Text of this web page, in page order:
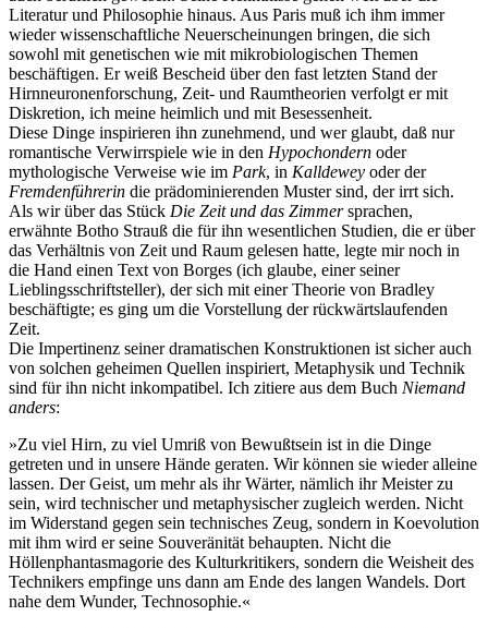
Literatur und Philosophie hinaus. Aus Paris muß ich ihm immer
wieder wissenschaftliche Neuerscheinungen bringen, die sich
sowohl mit genetischen wie mit mikrobiologischen Themen
beschäftigen. Er weiß Bescheid über den fast letzten Stand der
Hirnneuronenforschung, Zeit- und Raumtheorien verfolgt er mit
Diskretion, ich meine heimlich und mit Besessenheit.
Diese Dinge inspirieren ihn zunehmend, und wer glaubt, daß nur
romantische Verwirrspiele wie in den Hypochondern oder
mythologische Verweise wie im Park, in Kalldewey oder der
Fremdenführerin die prädominierenden Muster sind, der irrt sich.
Als wir über das Stück Die Zeit und das Zimmersprachen,
erwähnte Botho Strauß die für ihn wesentlichen Studien, die er über
das Verhältnis von Zeit und Raum gelesen hatte, legte mir noch in
die Hand einen Text von Borges (ich glaube, einer seiner
Lieblingsschriftsteller), der sich mit einer Theorie von Bradley
beschäftigte; es ging um die Vorstellung der rückwärtslaufenden
Zeit.
Die Impertinenz seiner dramatischen Konstruktionen ist sicher auch
von solchen geheimen Quellen inspiriert, Metaphysik und Technik
sind für ihn nicht inkompatibel. Ich zitiere aus dem Buch Niemand
anders:
»Zu viel Hirn, zu viel Umriß von Bewußtsein ist in die Dinge
getreten und in unsere Hände geraten. Wir können sie wieder alleine
lassen. Der Geist, um mehr als ihr Wärter, nämlich ihr Meister zu
sein, wird technischer und metaphysischer zugleich werden. Nicht
im Widerstand gegen sein technisches Zeug, sondern in Koevolution
mit ihm wird er seine Souveränität behaupten. Nicht die
Höllenphantasmagorie des Kulturkritikers, sondern die Weisheit des
Technikers empfinge uns dann am Ende des langen Wandels. Dort
nahe dem Wunder, Technosophie.«